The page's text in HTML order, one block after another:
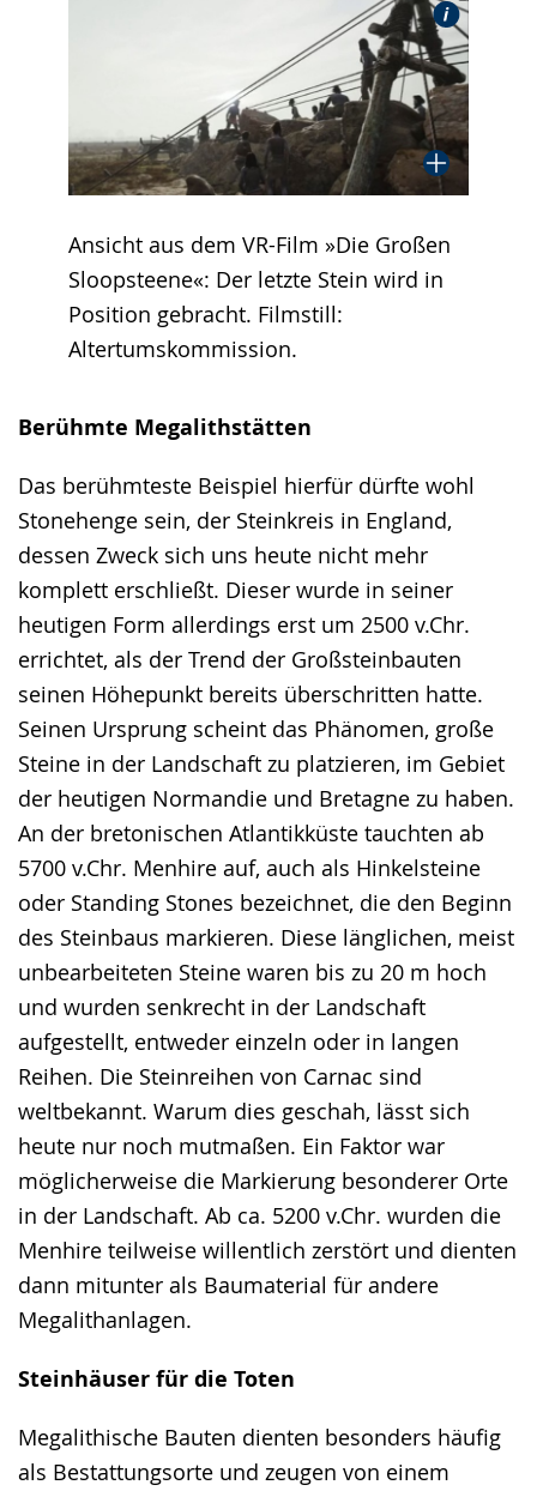
Ansicht aus dem VR-Film »Die Großen
Sloopsteene«: Der letzte Stein wird in
Position gebracht. Filmstill:
Altertumskommission.
Berühmte Megalithstätten
Das berühmteste Beispiel hierfür dürfte wohl
Stonehenge sein, der Steinkreis in England,
dessen Zweck sich uns heute nicht mehr
komplett erschließt. Dieser wurde in seiner
heutigen Form allerdings erst um 2500 v.Chr.
errichtet, als der Trend der Großsteinbauten
seinen Höhepunkt bereits überschritten hatte.
Seinen Ursprung scheint das Phänomen, große
Steine in der Landschaft zu platzieren, im Gebiet
der heutigen Normandie und Bretagne zu haben.
An der bretonischen Atlantikküste tauchten ab
5700 v.Chr. Menhire auf, auch als Hinkelsteine
oder Standing Stones bezeichnet, die den Beginn
des Steinbaus markieren. Diese länglichen, meist
unbearbeiteten Steine waren bis zu 20 m hoch
und wurden senkrecht in der Landschaft
aufgestellt, entweder einzeln oder in langen
Reihen. Die Steinreihen von Carnac sind
weltbekannt. Warum dies geschah, lässt sich
heute nur noch mutmaßen. Ein Faktor war
möglicherweise die Markierung besonderer Orte
in der Landschaft. Ab ca. 5200 v.Chr. wurden die
Menhire teilweise willentlich zerstört und dienten
dann mitunter als Baumaterial für andere
Megalithanlagen.
Steinhäuser für die Toten
Megalithische Bauten dienten besonders häufig
als Bestattungsorte und zeugen von einem